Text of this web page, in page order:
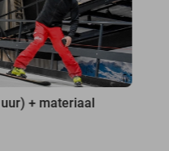
+ materiaal